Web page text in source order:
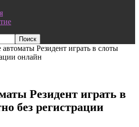
Резидент играть в слоты
онлайн
Резидент играть в
без регистрации